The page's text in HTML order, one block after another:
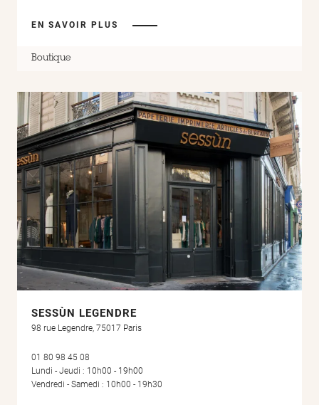
EN SAVOIR PLUS
Boutique
SESSÙN LEGENDRE
98 rue Legendre, 75017 Paris
01 80 98 45 08
Lundi - Jeudi : 10h00 - 19h00
Vendredi - Samedi : 10h00 - 19h30